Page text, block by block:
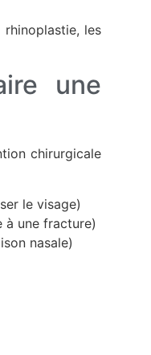
les
une
chirurgicale
le visage)
à une fracture)
nasale)